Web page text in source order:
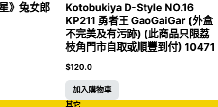
》兔女郎
Kotobukiya D-Style NO.16
KP211 勇者王 GaoGaiGar (外盒
不完美及有污跡) (此商品只限荔
枝角門市自取或順豐到付) 10471
$120.0
加入購物車
其它